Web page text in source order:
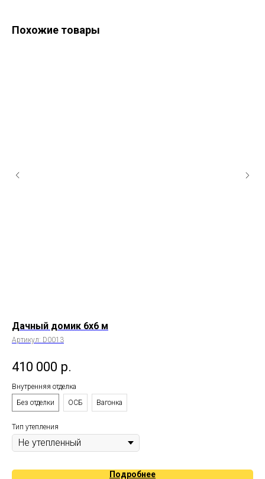
Похожие товары
Дачный домик 6х6 м
Артикул: D0013
410 000 р.
Внутренняя отделка
Без отделки
ОСБ Вагонка
Тип утепления
Подробнее